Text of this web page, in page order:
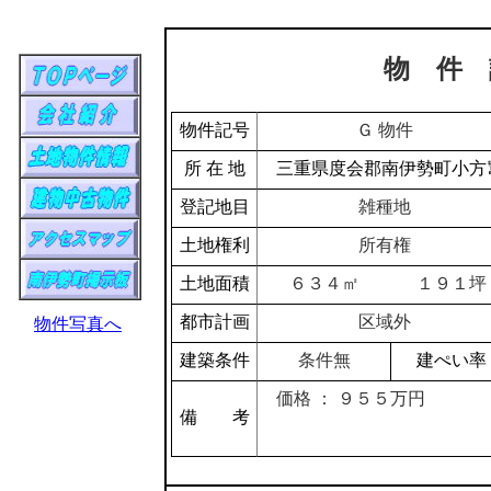
物件写真へ
物 件
物件記号 Ｇ 物件
所 在 地 三重県度会郡南伊勢町小
登記地目 雑種地
土地権利 所有権
土地面積 ６３４㎡ １９１坪
都市計画 区域外
建築条件 条件無 建ぺい率
備 考
価格 ： ９５５万円